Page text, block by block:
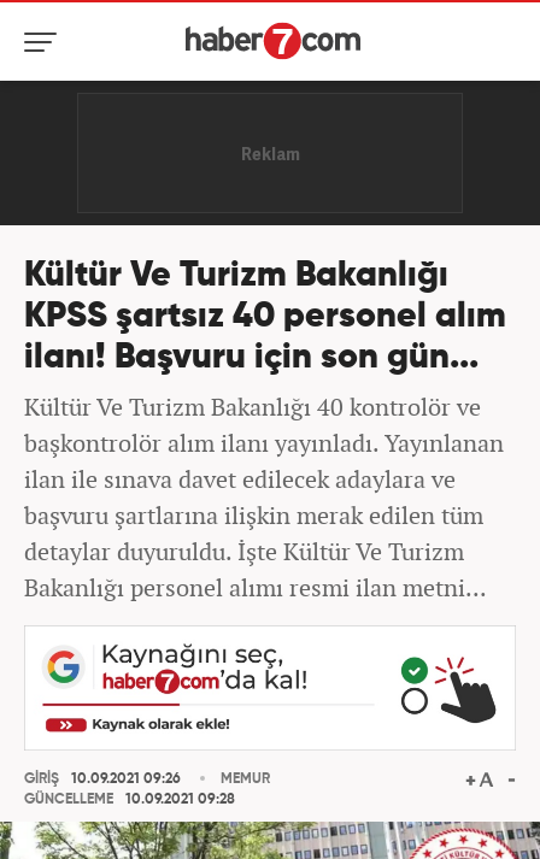
Kültür Ve Turizm Bakanlığı
KPSS şartsız 40 personel alım
ilanı! Başvuru için son gün...
Kültür Ve Turizm Bakanlığı 40 kontrolör ve
başkontrolör alım ilanı yayınladı. Yayınlanan
ilan ile sınava davet edilecek adaylara ve
başvuru şartlarına ilişkin merak edilen tüm
detaylar duyuruldu. İşte Kültür Ve Turizm
Bakanlığı personel alımı resmi ilan metni...
GİRİŞ
10.09.2021 09:26
GÜNCELLEME
10.09.2021 09:28
MEMUR